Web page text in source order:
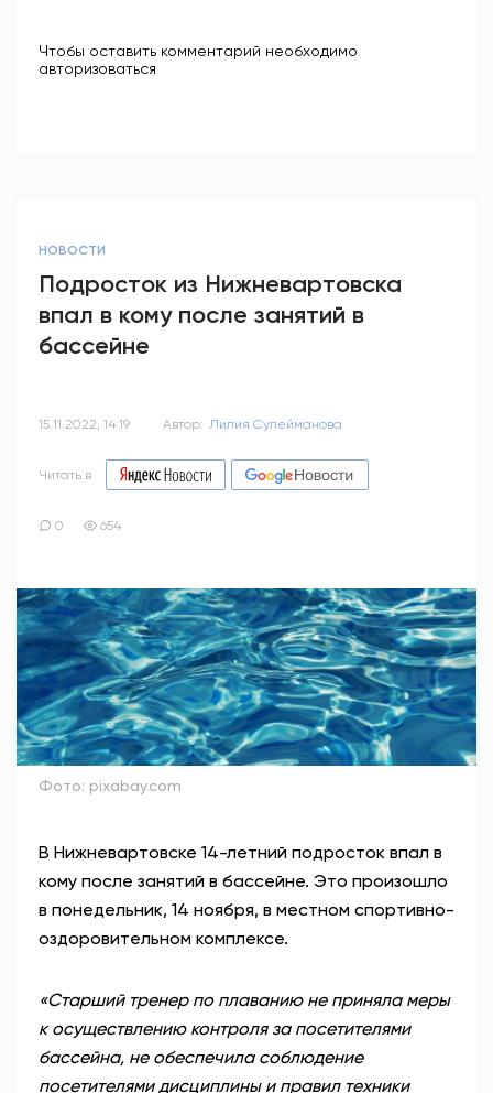
Чтобы оставить комментарий необходимо
авторизоваться
НОВОСТИ
Подросток из Нижневартовска
впал в кому после занятий в
бассейне
15.11.2022, 14:19 Автор: Лилия Сулейманова
Читать в
0 654
Фото: pixabay.com
В Нижневартовске 14-летний подросток впал в
кому после занятий в бассейне. Это произошло
в понедельник, 14 ноября, в местном спортивно-
оздоровительном комплексе.
«Старший тренер по плаванию не приняла меры
к осуществлению контроля за посетителями
бассейна, не обеспечила соблюдение
посетителями дисциплины и правил техники